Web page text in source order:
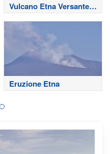
Vulcano Etna Versante
Nord
Eruzione Etna